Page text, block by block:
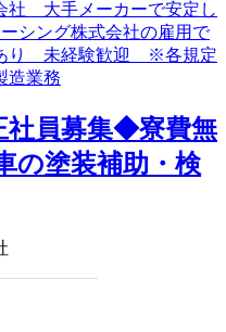
社員募集◆寮費無
の塗装補助・検